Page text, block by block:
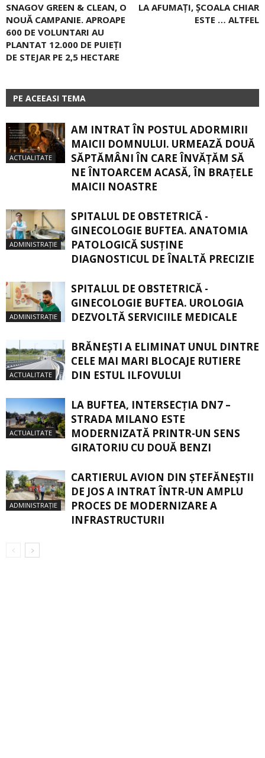
SNAGOV GREEN & CLEAN, O
NOUĂ CAMPANIE. APROAPE
600 DE VOLUNTARI AU
PLANTAT 12.000 DE PUIEŢI
DE STEJAR PE 2,5 HECTARE
LA AFUMAȚI, ȘCOALA CHIAR
ESTE … ALTFEL
PE ACEEASI TEMA
ACTUALITATE
AM INTRAT ÎN POSTUL ADORMIRII
MAICII DOMNULUI. URMEAZĂ DOUĂ
SĂPTĂMÂNI ÎN CARE ÎNVĂŢĂM SĂ
NE ÎNTOARCEM ACASĂ, ÎN BRAŢELE
MAICII NOASTRE
ADMINISTRAȚIE
SPITALUL DE OBSTETRICĂ -
GINECOLOGIE BUFTEA. ANATOMIA
PATOLOGICĂ SUSŢINE
DIAGNOSTICUL DE ÎNALTĂ PRECIZIE
ADMINISTRAȚIE
SPITALUL DE OBSTETRICĂ -
GINECOLOGIE BUFTEA. UROLOGIA
DEZVOLTĂ SERVICIILE MEDICALE
ACTUALITATE
BRĂNEȘTI A ELIMINAT UNUL DINTRE
CELE MAI MARI BLOCAJE RUTIERE
DIN ESTUL ILFOVULUI
ACTUALITATE
LA BUFTEA, INTERSECŢIA DN7 –
STRADA MILANO ESTE
MODERNIZATĂ PRINTR-UN SENS
GIRATORIU CU DOUĂ BENZI
ADMINISTRAȚIE
CARTIERUL AVION DIN ŞTEFĂNEŞTII
DE JOS A INTRAT ÎNTR-UN AMPLU
PROCES DE MODERNIZARE A
INFRASTRUCTURII